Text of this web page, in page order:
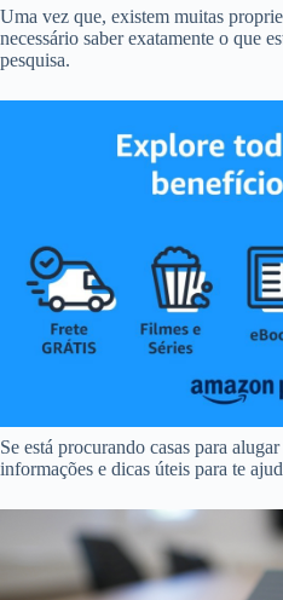
Uma vez que, existem muitas
necessário saber exatamente o que
pesquisa.
Se está procurando casas para
informações e dicas úteis para te